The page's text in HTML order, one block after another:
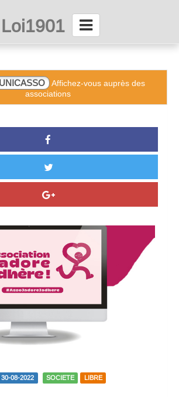
Loi1901
Affichez-vous auprès des
associations
30-08-2022 SOCIETE LIBRE